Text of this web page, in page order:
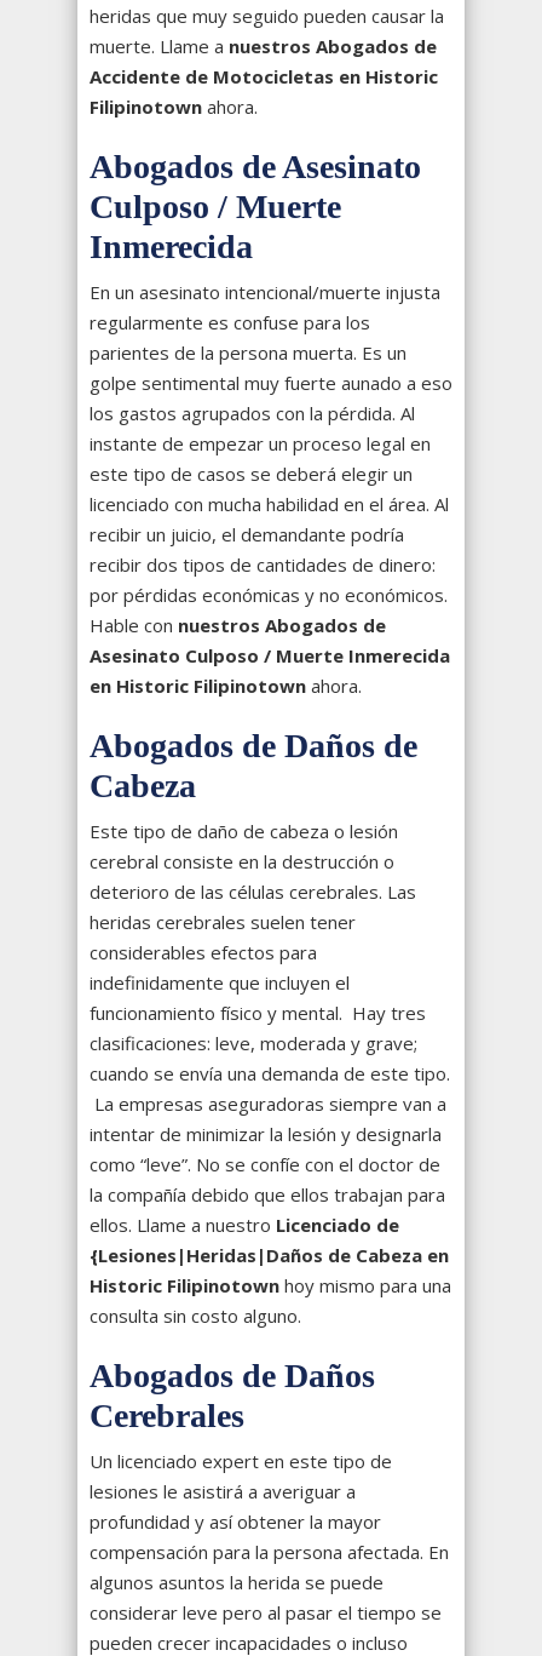
heridas que muy seguido pueden causar la
muerte. Llame a nuestros Abogados de
Accidente de Motocicletas en Historic
Filipinotown ahora.
Abogados de Asesinato
Culposo / Muerte
Inmerecida
En un asesinato intencional/muerte injusta
regularmente es confuse para los
parientes de la persona muerta. Es un
golpe sentimental muy fuerte aunado a eso
los gastos agrupados con la pérdida. Al
instante de empezar un proceso legal en
este tipo de casos se deberá elegir un
licenciado con mucha habilidad en el área. Al
recibir un juicio, el demandante podría
recibir dos tipos de cantidades de dinero:
por pérdidas económicas y no económicos.
Hable con nuestros Abogados de
Asesinato Culposo / Muerte Inmerecida
en Historic Filipinotown ahora.
Abogados de Daños de
Cabeza
Este tipo de daño de cabeza o lesión
cerebral consiste en la destrucción o
deterioro de las células cerebrales. Las
heridas cerebrales suelen tener
considerables efectos para
indefinidamente que incluyen el
funcionamiento físico y mental. Hay tres
clasificaciones: leve, moderada y grave;
cuando se envía una demanda de este tipo.
La empresas aseguradoras siempre van a
intentar de minimizar la lesión y designarla
como “leve”. No se confíe con el doctor de
la compañía debido que ellos trabajan para
ellos. Llame a nuestro Licenciado de
{Lesiones|Heridas|Daños de Cabeza en
Historic Filipinotown hoy mismo para una
consulta sin costo alguno.
Abogados de Daños
Cerebrales
Un licenciado expert en este tipo de
lesiones le asistirá a averiguar a
profundidad y así obtener la mayor
compensación para la persona afectada. En
algunos asuntos la herida se puede
considerar leve pero al pasar el tiempo se
pueden crecer incapacidades o incluso